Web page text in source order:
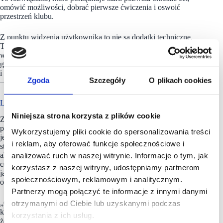
Zgoda Szczegóły O plikach cookies
Niniejsza strona korzysta z plików cookie
Wykorzystujemy pliki cookie do spersonalizowania treści
i reklam, aby oferować funkcje społecznościowe i
analizować ruch w naszej witrynie. Informacje o tym, jak
korzystasz z naszej witryny, udostępniamy partnerom
społecznościowym, reklamowym i analitycznym.
Partnerzy mogą połączyć te informacje z innymi danymi
otrzymanymi od Ciebie lub uzyskanymi podczas
korzystania z ich usług.
omówić możliwości, dobrać pierwsze ćwiczenia i oswoić
przestrzeń klubu.
Z punktu widzenia użytkownika to nie są dodatki techniczne.
To elementy, które obniżają próg wejścia. Łatwiej zacząć, kiedy
wiadomo, że można skorzystać z konsultacji, wejść na zajęcia
grupowe w ramach karnetu, trenować z kartą sportową
i wybrać taki tryb aktywności, który pasuje do aktualnego etapu
– nie do wyobrażenia o idealnym klubowiczu.
Lokalny klub w sieciowym standardzie
Za Xtreme Fitness Gyms Mińsk Mazowiecki stoi Igor Nowak,
partner franczyzowy sieci. W modelu franczyzowym sam szyld
jest tylko punktem wyjścia. Centrala zapewnia koncept,
standardy, know-how, proces otwarcia i wsparcie operacyjne,
ale o tym, jak klub zostanie przyjęty lokalnie, decyduje
codzienna praca zespołu: kontakt z klubowiczami, atmosfera,
jakość obsługi i konsekwencja w prowadzeniu miejsca po dniu
otwarcia.
„Chcemy, żeby Xtreme Fitness Gyms Mińsk Mazowiecki był
klubem, do którego mieszkańcy będą wracać nie dlatego,
że „wypada trenować”, ale dlatego, że dobrze czują się